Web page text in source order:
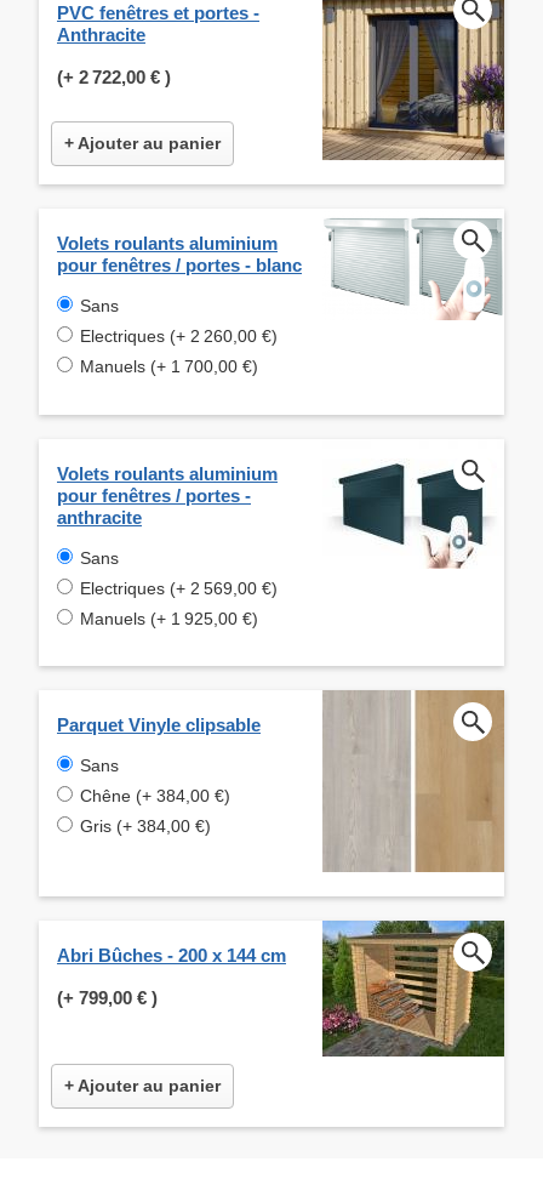
PVC fenêtres et portes -
Anthracite
(+ 2 722,00 € )
+ Ajouter au panier
Volets roulants aluminium
pour fenêtres / portes - blanc
Sans
Electriques (+ 2 260,00 €)
Manuels (+ 1 700,00 €)
Volets roulants aluminium
pour fenêtres / portes -
anthracite
Sans
Electriques (+ 2 569,00 €)
Manuels (+ 1 925,00 €)
Parquet Vinyle clipsable
Sans
Chêne (+ 384,00 €)
Gris (+ 384,00 €)
Abri Bûches - 200 x 144 cm
(+ 799,00 € )
+ Ajouter au panier